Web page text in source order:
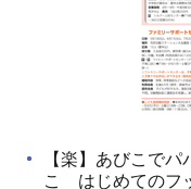
【楽】あびこで
こ はじめてのフ